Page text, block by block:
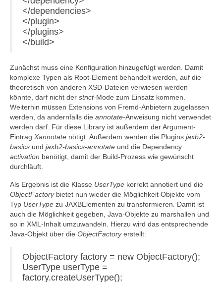
</dependencies>
</plugin>
</plugins>
</build>
Zunächst muss eine Konfiguration hinzugefügt werden. Damit
komplexe Typen als Root-Element behandelt werden, auf die
theoretisch von anderen XSD-Dateien verwiesen werden
könnte, darf nicht der strict-Mode zum Einsatz kommen.
Weiterhin müssen Extensions von Fremd-Anbietern zugelassen
werden, da andernfalls die annotate-Anweisung nicht verwendet
werden darf. Für diese Library ist außerdem der Argument-
Eintrag Xannotate nötigt. Außerdem werden die Plugins jaxb2-
basics und jaxb2-basics-annotate und die Dependency
activation benötigt, damit der Build-Prozess wie gewünscht
durchläuft.
Als Ergebnis ist die Klasse UserType korrekt annotiert und die
ObjectFactorybietet nun wieder die Möglichkeit Objekte vom
Typ UserType zu JAXBElementen zu transformieren. Damit ist
auch die Möglichkeit gegeben, Java-Objekte zu marshallen und
so in XML-Inhalt umzuwandeln. Hierzu wird das entsprechende
Java-Objekt über die ObjectFactoryerstellt:
ObjectFactory factory = new ObjectFactory();
UserType userType =
factory.createUserType();